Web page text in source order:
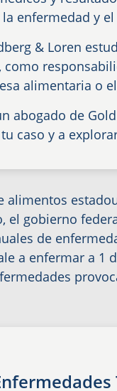
enfermedad y
& Loren
como
alimentaria o
abogado de
caso y a
alimentos
el gobierno
de
a enfermar a 1